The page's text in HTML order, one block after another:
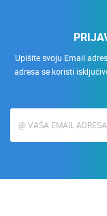
Upišite svoju Email
adresa se koristi